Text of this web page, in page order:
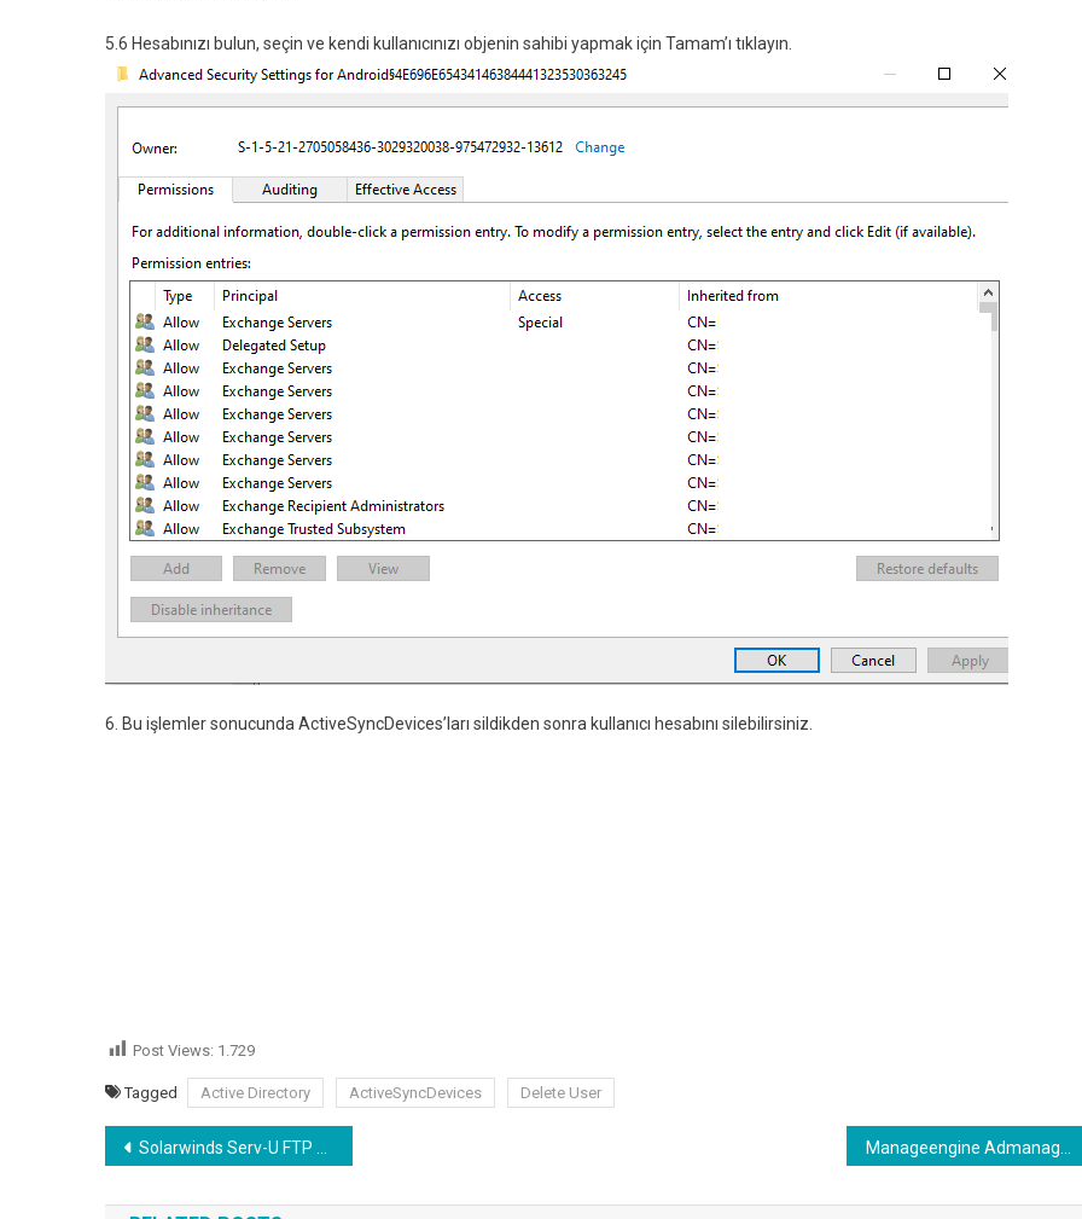
5.6 Hesabınızı bulun, seçin ve kendi kullanıcınızı objenin sahibi yapmak için Tamam’ı tıklayın.
6. Bu işlemler sonucunda ActiveSyncDevices’ları sildikden sonra kullanıcı hesabını silebilirsiniz.
Post Views: 1.729
Tagged Active Directory ActiveSyncDevices Delete User
Yazı
gezinmesi
Solarwinds Serv-U FTP Secure Ftp (SFTP) Ssh Listener Ayarları